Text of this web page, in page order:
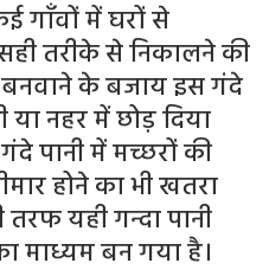
गाँवों में घरों से
तरीके से निकालने की
बनवाने के बजाय इस गंदे
या नहर में छोड़ दिया
पानी में मच्छरों की
होने का भी खतरा
यही गन्दा पानी
माध्यम बन गया है।